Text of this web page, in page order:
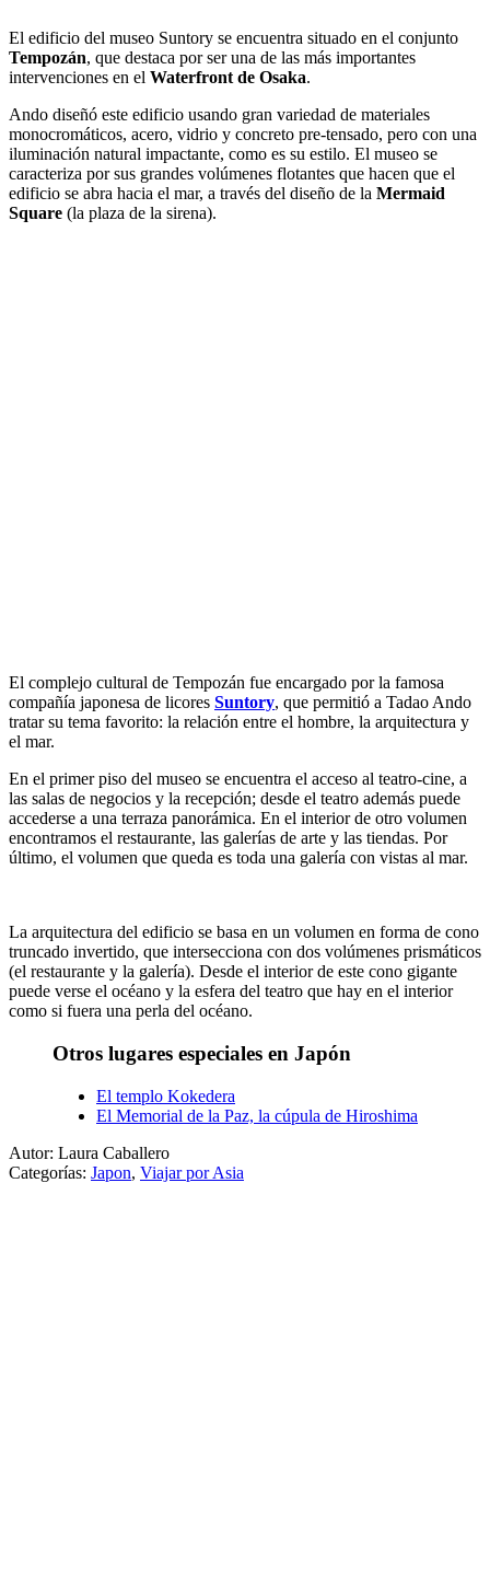
El edificio del museo Suntory se encuentra situado en el conjunto
Tempozán, que destaca por ser una de las más importantes
intervenciones en el Waterfront de Osaka.
Ando diseñó este edificio usando gran variedad de materiales
monocromáticos, acero, vidrio y concreto pre-tensado, pero con una
iluminación natural impactante, como es su estilo. El museo se
caracteriza por sus grandes volúmenes flotantes que hacen que el
edificio se abra hacia el mar, a través del diseño de la Mermaid
Square (la plaza de la sirena).
El complejo cultural de Tempozán fue encargado por la famosa
compañía japonesa de licores Suntory, que permitió a Tadao Ando
tratar su tema favorito: la relación entre el hombre, la arquitectura y
el mar.
En el primer piso del museo se encuentra el acceso al teatro-cine, a
las salas de negocios y la recepción; desde el teatro además puede
accederse a una terraza panorámica. En el interior de otro volumen
encontramos el restaurante, las galerías de arte y las tiendas. Por
último, el volumen que queda es toda una galería con vistas al mar.
La arquitectura del edificio se basa en un volumen en forma de cono
truncado invertido, que intersecciona con dos volúmenes prismáticos
(el restaurante y la galería). Desde el interior de este cono gigante
puede verse el océano y la esfera del teatro que hay en el interior
como si fuera una perla del océano.
Otros lugares especiales en Japón
El templo Kokedera
El Memorial de la Paz, la cúpula de Hiroshima
Autor: Laura Caballero
Categorías: Japon, Viajar por Asia